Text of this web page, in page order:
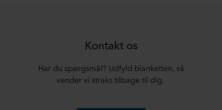
Kontakt os
Har du spørgsmål? Udfyld blanketten, så
vender vi straks tilbage til dig.